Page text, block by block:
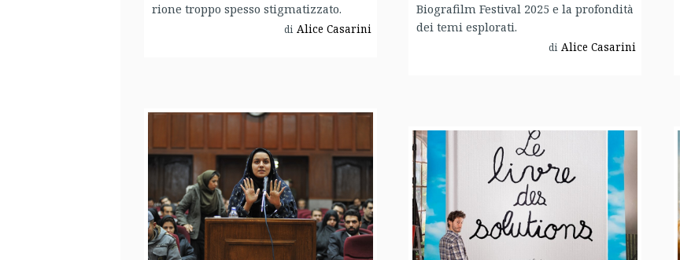
rione troppo spesso stigmatizzato.
di Alice Casarini
Biografilm Festival 2025 e la profondità
dei temi esplorati.
di Alice Casarini